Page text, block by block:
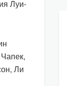
Луи-
Ли